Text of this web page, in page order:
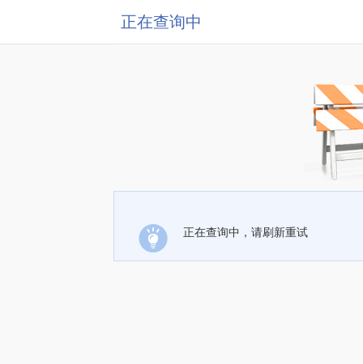
正在查询中
正在查询中，请刷新重试